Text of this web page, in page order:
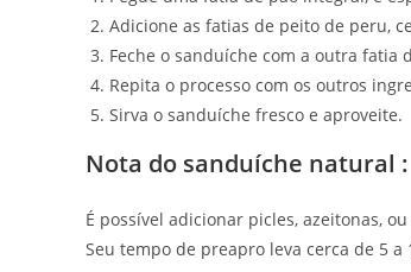
Adicione as fatias de peito de peru,
Feche o sanduíche com a outra fatia
Repita o processo com os outros
Sirva o sanduíche fresco e aproveite.
Nota do sanduíche natural :
É possível adicionar picles, azeitonas,
Seu tempo de preapro leva cerca de 5 a